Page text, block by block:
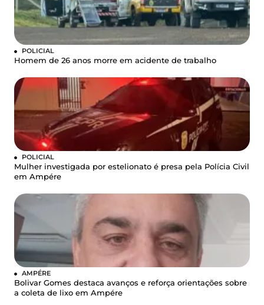
POLICIAL
Homem de 26 anos morre em acidente de trabalho
POLICIAL
Mulher investigada por estelionato é presa pela Polícia Civil
em Ampére
AMPÉRE
Bolivar Gomes destaca avanços e reforça orientações sobre
a coleta de lixo em Ampére